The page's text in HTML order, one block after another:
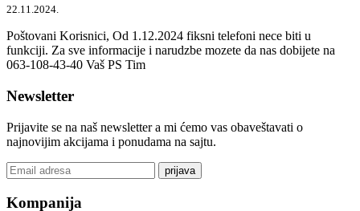
22.11.2024.
Poštovani Korisnici, Od 1.12.2024 fiksni telefoni nece biti u
funkciji. Za sve informacije i narudzbe mozete da nas dobijete na
063-108-43-40 Vaš PS Tim
Newsletter
Prijavite se na naš newsletter a mi ćemo vas obaveštavati o
najnovijim akcijama i ponudama na sajtu.
prijava
Kompanija